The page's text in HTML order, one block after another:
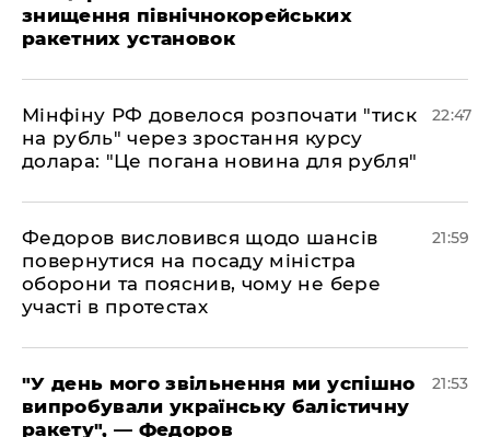
знищення північнокорейських
ракетних установок
​Мінфіну РФ довелося розпочати "тиск
на рубль" через зростання курсу
долара: "Це погана новина для рубля"
22:47
​Федоров висловився щодо шансів
повернутися на посаду міністра
оборони та пояснив, чому не бере
участі в протестах
21:59
​"У день мого звільнення ми успішно
випробували українську балістичну
ракету", — Федоров
21:53